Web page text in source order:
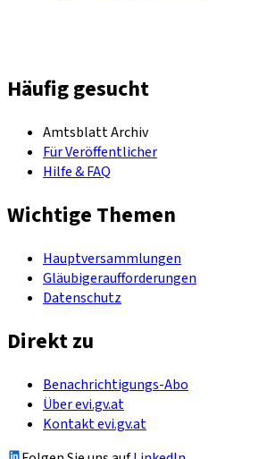
Häufig gesucht
Amtsblatt Archiv
Für Veröffentlicher
Hilfe & FAQ
Wichtige Themen
Hauptversammlungen
Gläubigeraufforderungen
Datenschutz
Direkt zu
Benachrichtigungs-Abo
Über evi.gv.at
Kontakt evi.gv.at